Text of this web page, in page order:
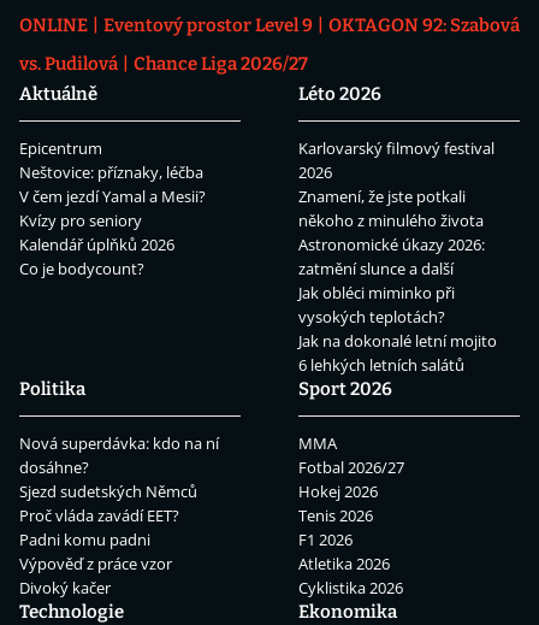
ONLINE
Eventový prostor Level 9
OKTAGON 92: Szabová
vs. Pudilová
Chance Liga 2026/27
Aktuálně
Epicentrum
Neštovice: příznaky, léčba
V čem jezdí Yamal a Mesii?
Kvízy pro seniory
Kalendář úplňků 2026
Co je bodycount?
Léto 2026
Karlovarský filmový festival
2026
Znamení, že jste potkali
někoho z minulého života
Astronomické úkazy 2026:
zatmění slunce a další
Jak obléci miminko při
vysokých teplotách?
Jak na dokonalé letní mojito
6 lehkých letních salátů
Politika
Nová superdávka: kdo na ní
dosáhne?
Sjezd sudetských Němců
Proč vláda zavádí EET?
Padni komu padni
Výpověď z práce vzor
Divoký kačer
Sport 2026
MMA
Fotbal 2026/27
Hokej 2026
Tenis 2026
F1 2026
Atletika 2026
Cyklistika 2026
Technologie
Ekonomika